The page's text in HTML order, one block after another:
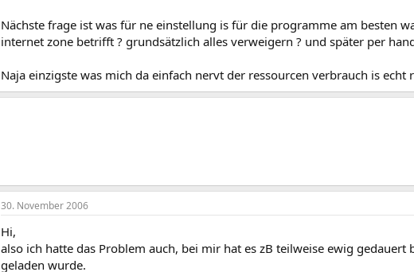
Nächste frage ist was für ne einstellung is für die programme am besten
internet zone betrifft ? grundsätzlich alles verweigern ? und später per
Naja einzigste was mich da einfach nervt der ressourcen verbrauch is echt
30. November 2006
Hi,
also ich hatte das Problem auch, bei mir hat es zB teilweise ewig gedauert
geladen wurde.